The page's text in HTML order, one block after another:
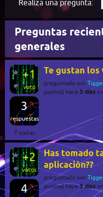
Realiza una pregunta:
Preguntas
generales
+1
voto
3
respuestas
7 visitas
Te gustan los
preguntado por
puntos) hace 3 días en
+2
votos
4
Has tomado
aplicación??
preguntado por
puntos) hace3 días